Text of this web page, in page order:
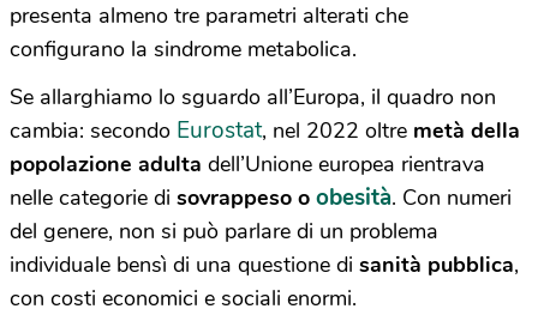
presenta almeno tre parametri alterati che
configurano la sindrome metabolica.
Se allarghiamo lo sguardo all’Europa, il quadro non
cambia: secondo Eurostat, nel 2022 oltre metà della
popolazione adulta dell’Unione europea rientrava
nelle categorie di sovrappeso o obesità. Con numeri
del genere, non si può parlare di un problema
individuale bensì di una questione di sanità pubblica,
con costi economici e sociali enormi.